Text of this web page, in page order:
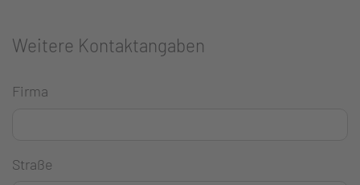
Weitere Kontaktangaben
Firma
Straße